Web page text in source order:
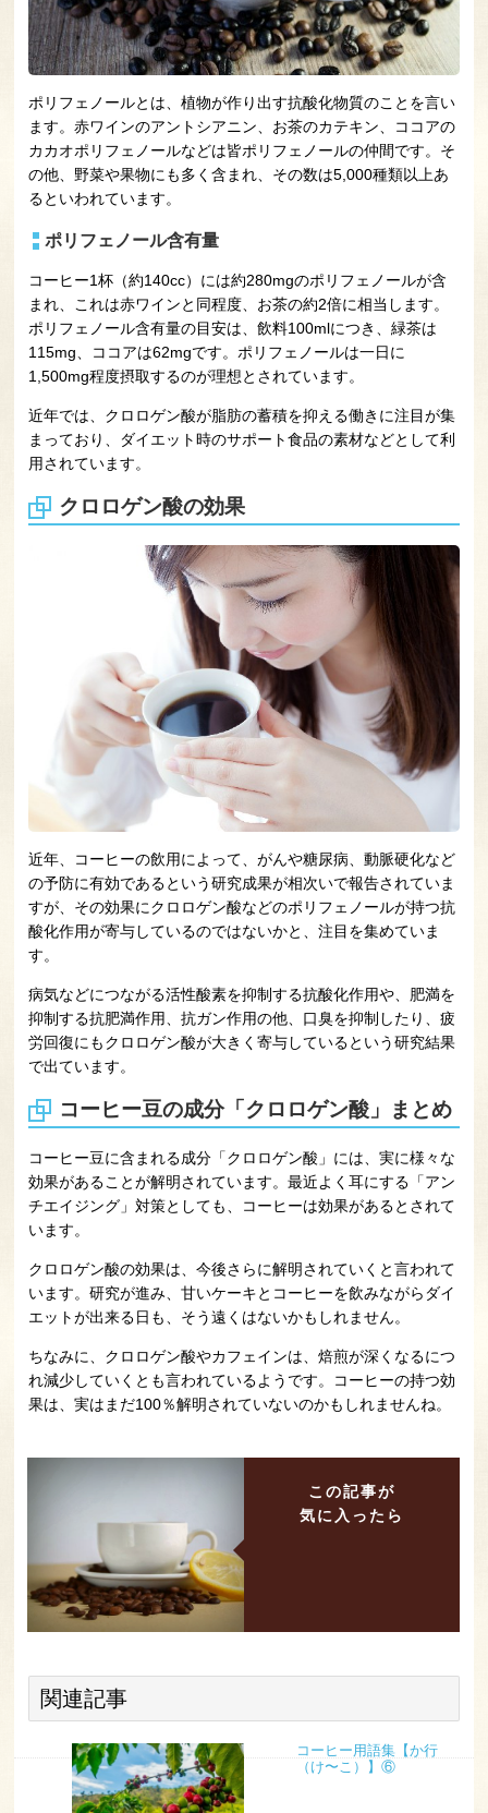
ポリフェノールとは、植物が作り出す抗酸化物質のことを言い
ます。赤ワインのアントシアニン、お茶のカテキン、ココアの
カカオポリフェノールなどは皆ポリフェノールの仲間です。そ
の他、野菜や果物にも多く含まれ、その数は5,000種類以上あ
るといわれています。
ポリフェノール含有量
コーヒー1杯（約140cc）には約280mgのポリフェノールが含
まれ、これは赤ワインと同程度、お茶の約2倍に相当します。
ポリフェノール含有量の目安は、飲料100mlにつき、緑茶は
115mg、ココアは62mgです。ポリフェノールは一日に
1,500mg程度摂取するのが理想とされています。
近年では、クロロゲン酸が脂肪の蓄積を抑える働きに注目が集
まっており、ダイエット時のサポート食品の素材などとして利
用されています。
クロロゲン酸の効果
近年、コーヒーの飲用によって、がんや糖尿病、動脈硬化など
の予防に有効であるという研究成果が相次いで報告されていま
すが、その効果にクロロゲン酸などのポリフェノールが持つ抗
酸化作用が寄与しているのではないかと、注目を集めていま
す。
病気などにつながる活性酸素を抑制する抗酸化作用や、肥満を
抑制する抗肥満作用、抗ガン作用の他、口臭を抑制したり、疲
労回復にもクロロゲン酸が大きく寄与しているという研究結果
で出ています。
コーヒー豆の成分「クロロゲン酸」まとめ
コーヒー豆に含まれる成分「クロロゲン酸」には、実に様々な
効果があることが解明されています。最近よく耳にする「アン
チエイジング」対策としても、コーヒーは効果があるとされて
います。
クロロゲン酸の効果は、今後さらに解明されていくと言われて
います。研究が進み、甘いケーキとコーヒーを飲みながらダイ
エットが出来る日も、そう遠くはないかもしれません。
ちなみに、クロロゲン酸やカフェインは、焙煎が深くなるにつ
れ減少していくとも言われているようです。コーヒーの持つ効
果は、実はまだ100％解明されていないのかもしれませんね。
この記事が
気に入ったら
関連記事
コーヒー用語集【か行
（け〜こ）】⑥